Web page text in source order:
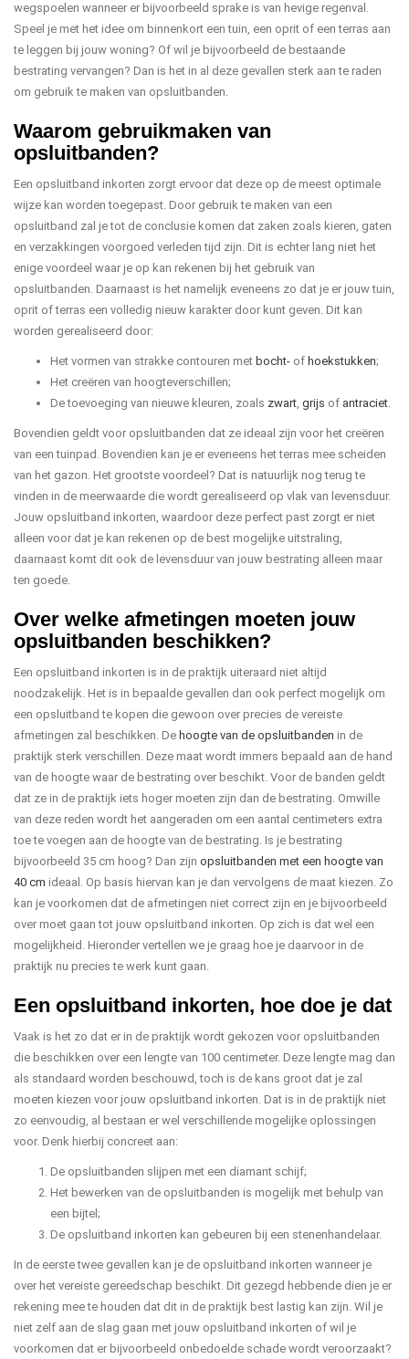
wegspoelen wanneer er bijvoorbeeld sprake is van hevige regenval.
Speel je met het idee om binnenkort een tuin, een oprit of een terras aan
te leggen bij jouw woning? Of wil je bijvoorbeeld de bestaande
bestrating vervangen? Dan is het in al deze gevallen sterk aan te raden
om gebruik te maken van opsluitbanden.
Waarom gebruikmaken van
opsluitbanden?
Een opsluitband inkorten zorgt ervoor dat deze op de meest optimale
wijze kan worden toegepast. Door gebruik te maken van een
opsluitband zal je tot de conclusie komen dat zaken zoals kieren, gaten
en verzakkingen voorgoed verleden tijd zijn. Dit is echter lang niet het
enige voordeel waar je op kan rekenen bij het gebruik van
opsluitbanden. Daarnaast is het namelijk eveneens zo dat je er jouw tuin,
oprit of terras een volledig nieuw karakter door kunt geven. Dit kan
worden gerealiseerd door:
Het vormen van strakke contouren met bocht- of hoekstukken;
Het creëren van hoogteverschillen;
De toevoeging van nieuwe kleuren, zoals zwart, grijs of antraciet.
Bovendien geldt voor opsluitbanden dat ze ideaal zijn voor het creëren
van een tuinpad. Bovendien kan je er eveneens het terras mee scheiden
van het gazon. Het grootste voordeel? Dat is natuurlijk nog terug te
vinden in de meerwaarde die wordt gerealiseerd op vlak van levensduur.
Jouw opsluitband inkorten, waardoor deze perfect past zorgt er niet
alleen voor dat je kan rekenen op de best mogelijke uitstraling,
daarnaast komt dit ook de levensduur van jouw bestrating alleen maar
ten goede.
Over welke afmetingen moeten jouw
opsluitbanden beschikken?
Een opsluitband inkorten is in de praktijk uiteraard niet altijd
noodzakelijk. Het is in bepaalde gevallen dan ook perfect mogelijk om
een opsluitband te kopen die gewoon over precies de vereiste
afmetingen zal beschikken. De hoogte van de opsluitbanden in de
praktijk sterk verschillen. Deze maat wordt immers bepaald aan de hand
van de hoogte waar de bestrating over beschikt. Voor de banden geldt
dat ze in de praktijk iets hoger moeten zijn dan de bestrating. Omwille
van deze reden wordt het aangeraden om een aantal centimeters extra
toe te voegen aan de hoogte van de bestrating. Is je bestrating
bijvoorbeeld 35 cm hoog? Dan zijn opsluitbanden met een hoogte van
40 cm ideaal. Op basis hiervan kan je dan vervolgens de maat kiezen. Zo
kan je voorkomen dat de afmetingen niet correct zijn en je bijvoorbeeld
over moet gaan tot jouw opsluitband inkorten. Op zich is dat wel een
mogelijkheid. Hieronder vertellen we je graag hoe je daarvoor in de
praktijk nu precies te werk kunt gaan.
Een opsluitband inkorten, hoe doe je dat
Vaak is het zo dat er in de praktijk wordt gekozen voor opsluitbanden
die beschikken over een lengte van 100 centimeter. Deze lengte mag dan
als standaard worden beschouwd, toch is de kans groot dat je zal
moeten kiezen voor jouw opsluitband inkorten. Dat is in de praktijk niet
zo eenvoudig, al bestaan er wel verschillende mogelijke oplossingen
voor. Denk hierbij concreet aan:
De opsluitbanden slijpen met een diamant schijf;
Het bewerken van de opsluitbanden is mogelijk met behulp van
een bijtel;
De opsluitband inkorten kan gebeuren bij een stenenhandelaar.
In de eerste twee gevallen kan je de opsluitband inkorten wanneer je
over het vereiste gereedschap beschikt. Dit gezegd hebbende dien je er
rekening mee te houden dat dit in de praktijk best lastig kan zijn. Wil je
niet zelf aan de slag gaan met jouw opsluitband inkorten of wil je
voorkomen dat er bijvoorbeeld onbedoelde schade wordt veroorzaakt?